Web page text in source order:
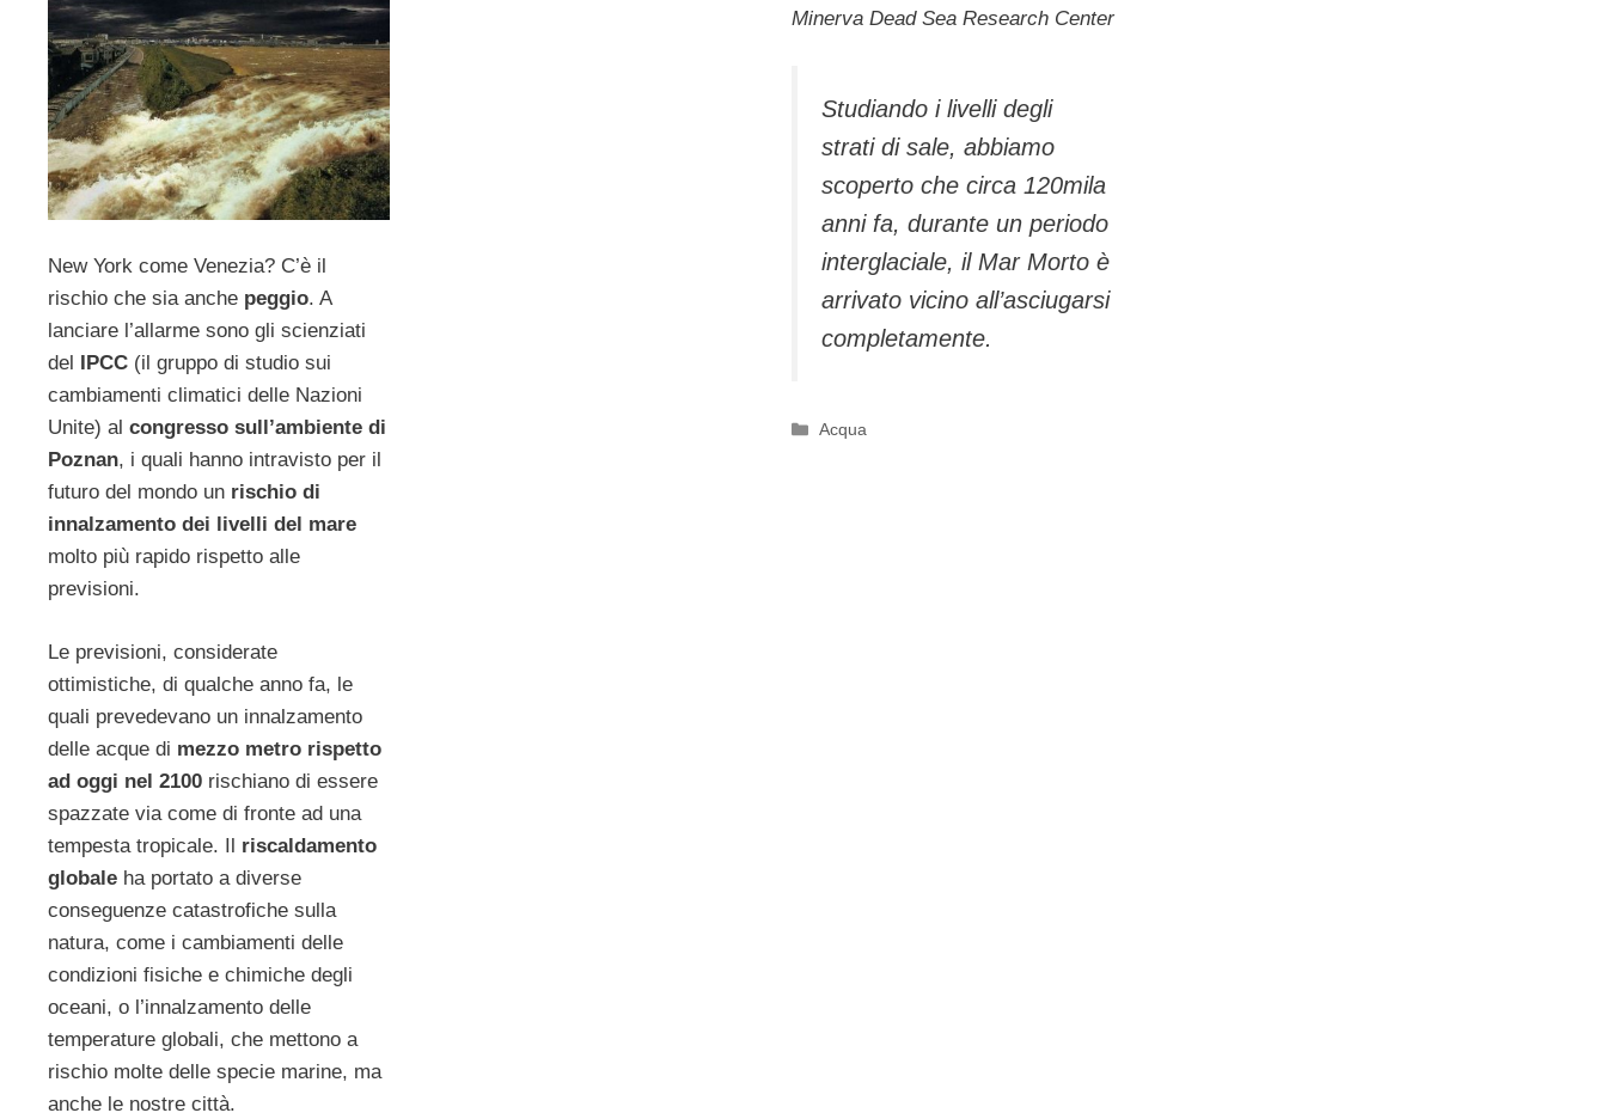
Minerva Dead Sea Research Center
Studiando i livelli degli
strati di sale, abbiamo
scoperto che circa 120mila
anni fa, durante un periodo
interglaciale, il Mar Morto è
arrivato vicino all’asciugarsi
completamente.
Categorie
Acqua
New York come Venezia? C’è il
rischio che sia anche peggio. A
lanciare l’allarme sono gli scienziati
del
IPCC (il gruppo di studio sui
cambiamenti climatici delle Nazioni
Unite) al congresso sull’ambiente di
Poznan, i quali hanno intravisto per il
futuro del mondo un rischio di
innalzamento dei livelli del mare
molto più rapido rispetto alle
previsioni.
Le previsioni, considerate
ottimistiche, di qualche anno fa, le
quali prevedevano un innalzamento
delle acque di mezzo metro rispetto
ad oggi nel 2100 rischiano di essere
spazzate via come di fronte ad una
tempesta tropicale. Il riscaldamento
globale ha portato a diverse
conseguenze catastrofiche sulla
natura, come i cambiamenti delle
condizioni fisiche e chimiche degli
oceani, o l’innalzamento delle
temperature globali, che mettono a
rischio molte delle specie marine, ma
anche le nostre città.